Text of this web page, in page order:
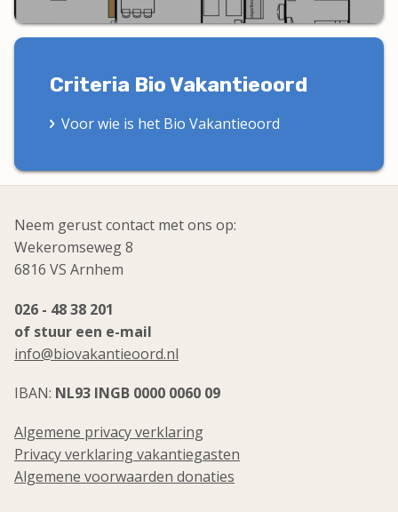
Criteria Bio Vakantieoord
Voor wie is het Bio Vakantieoord
Neem gerust contact met ons op:
Wekeromseweg 8
6816 VS Arnhem
026 - 48 38 201
of stuur een e-mail
info@biovakantieoord.nl
IBAN: NL93 INGB 0000 0060 09
Algemene privacy verklaring
Privacy verklaring vakantiegasten
Algemene voorwaarden donaties